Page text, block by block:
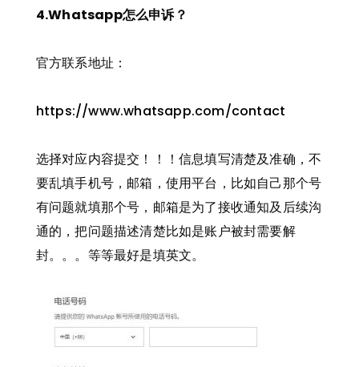
4.Whatsapp怎么申诉？
官方联系地址：
https://www.whatsapp.com/contact
选择对应内容提交！！！信息填写清楚及准确，不
要乱填手机号，邮箱，使用平台，比如自己那个号
有问题就填那个号，邮箱是为了接收通知及后续沟
通的，把问题描述清楚比如是账户被封需要解
封。。。等等最好是填英文。